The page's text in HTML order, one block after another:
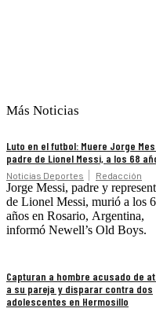
Más Noticias
Luto en el futbol: Muere Jorge
padre de Lionel Messi, a los 68
Noticias Deportes Redacción
Jorge Messi, padre y
de Lionel Messi, murió a los
años en Rosario, Argentina,
informó Newell’s Old Boys.
Capturan a hombre acusado de
a su pareja y disparar contra dos
adolescentes en Hermosillo